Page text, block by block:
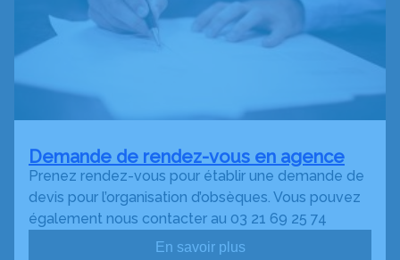
Demande de rendez-vous en agence
Prenez rendez-vous pour établir une demande de
devis pour l’organisation d’obsèques. Vous pouvez
également nous contacter au 03 21 69 25 74
En savoir plus